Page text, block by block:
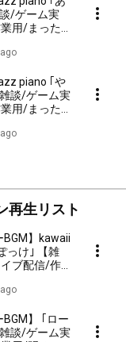
/ゲーム実
用/まった
い】kawaii
piano ｢や
談/ゲーム実
用/まった
い】kawaii
再生リスト
】kawaii
っけ｣ 【雑
ブ配信/作業
/かわいい】
】 ｢ロー
談/ゲーム実